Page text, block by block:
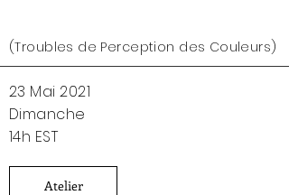
(Troubles de Perception des Couleurs)
23 Mai 2021
Dimanche
14h EST
Atelier